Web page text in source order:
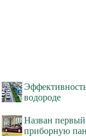
водороде
Назван
приборную